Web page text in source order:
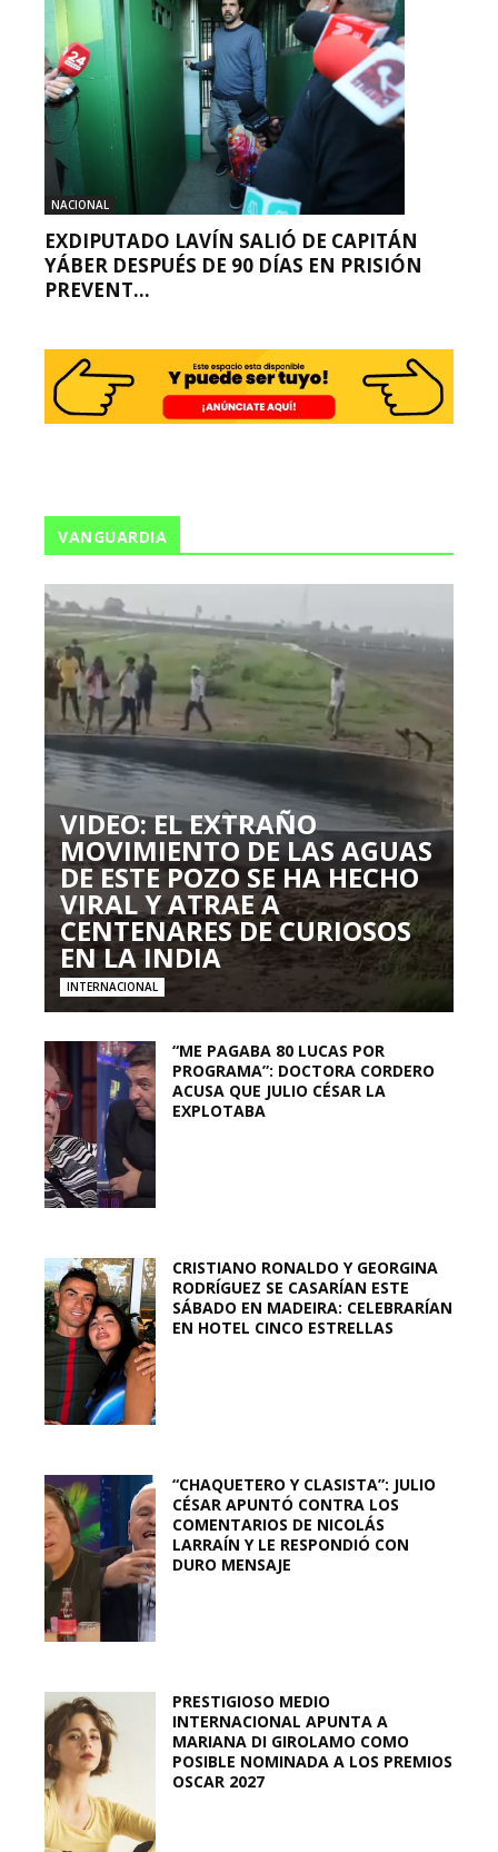
NACIONAL
EXDIPUTADO LAVÍN SALIÓ DE CAPITÁN
YÁBER DESPUÉS DE 90 DÍAS EN PRISIÓN
PREVENT...
VANGUARDIA
VIDEO: EL EXTRAÑO
MOVIMIENTO DE LAS AGUAS
DE ESTE POZO SE HA HECHO
VIRAL Y ATRAE A
CENTENARES DE CURIOSOS
EN LA INDIA
INTERNACIONAL
“ME PAGABA 80 LUCAS POR
PROGRAMA”: DOCTORA CORDERO
ACUSA QUE JULIO CÉSAR LA
EXPLOTABA
CRISTIANO RONALDO Y GEORGINA
RODRÍGUEZ SE CASARÍAN ESTE
SÁBADO EN MADEIRA: CELEBRARÍAN
EN HOTEL CINCO ESTRELLAS
“CHAQUETERO Y CLASISTA”: JULIO
CÉSAR APUNTÓ CONTRA LOS
COMENTARIOS DE NICOLÁS
LARRAÍN Y LE RESPONDIÓ CON
DURO MENSAJE
PRESTIGIOSO MEDIO
INTERNACIONAL APUNTA A
MARIANA DI GIROLAMO COMO
POSIBLE NOMINADA A LOS PREMIOS
OSCAR 2027